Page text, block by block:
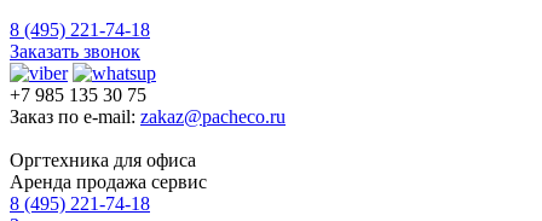
8 (495) 221-74-18
Заказать звонок
+7 985 135 30 75
Заказ по e-mail: zakaz@pacheco.ru
Оргтехника для офиса
Аренда продажа сервис
8 (495) 221-74-18